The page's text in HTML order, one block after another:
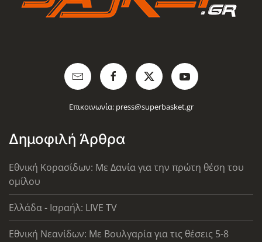
Επικοινωνία: press@superbasket.gr
Δημοφιλή Άρθρα
Εθνική Κορασίδων: Με Δανία για την πρώτη θέση του
ομίλου
Ελλάδα - Ισραήλ: LIVE TV
Εθνική Νεανίδων: Με Βουλγαρία για τις θέσεις 5-8